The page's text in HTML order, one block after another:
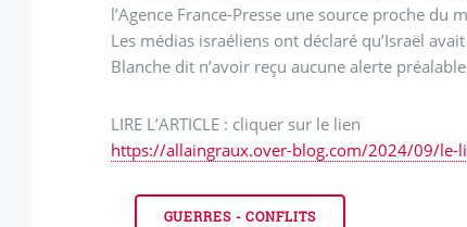
l’Agence France-Presse une source proche
Les médias israéliens ont déclaré qu’Israël
Blanche dit n’avoir reçu aucune alerte
LIRE L’ARTICLE : cliquer sur le lien
https://allaingraux.over-blog.com/2024/09/le-
GUERRES - CONFLITS